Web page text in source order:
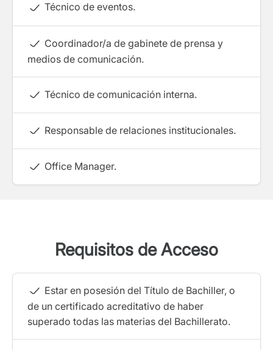
Técnico de eventos.
Coordinador/a de gabinete de prensa y
medios de comunicación.
Técnico de comunicación interna.
Responsable de relaciones institucionales.
Office Manager.
Requisitos de Acceso
Estar en posesión del Título de Bachiller, o
de un certificado acreditativo de haber
superado todas las materias del Bachillerato.